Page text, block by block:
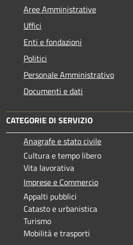
Aree Amministrative
Uffici
Enti e fondazioni
Politici
Personale Amministrativo
Documenti e dati
CATEGORIE DI SERVIZIO
Anagrafe e stato civile
Cultura e tempo libero
Vita lavorativa
Imprese e Commercio
Appalti pubblici
Catasto e urbanistica
Turismo
Mobilità e trasporti